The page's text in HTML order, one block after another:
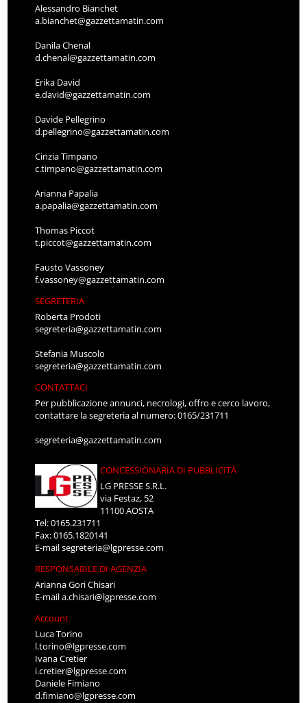
Alessandro Bianchet
a.bianchet@gazzettamatin.com
Danila Chenal
d.chenal@gazzettamatin.com
Erika David
e.david@gazzettamatin.com
Davide Pellegrino
d.pellegrino@gazzettamatin.com
Cinzia Timpano
c.timpano@gazzettamatin.com
Arianna Papalia
a.papalia@gazzettamatin.com
Thomas Piccot
t.piccot@gazzettamatin.com
Fausto Vassoney
f.vassoney@gazzettamatin.com
SEGRETERIA
Roberta Prodoti
segreteria@gazzettamatin.com
Stefania Muscolo
segreteria@gazzettamatin.com
CONTATTACI
Per pubblicazione annunci, necrologi, offro e cerco lavoro,
contattare la segreteria al numero: 0165/231711
segreteria@gazzettamatin.com
CONCESSIONARIA DI PUBBLICITÀ
LG PRESSE S.R.L.
via Festaz, 52
11100 AOSTA
Tel: 0165.231711
Fax: 0165.1820141
E-mailsegreteria@lgpresse.com
RESPONSABILE DI AGENZIA
Arianna Gori Chisari
E-maila.chisari@lgpresse.com
Account
Luca Torino
l.torino@lgpresse.com
Ivana Cretier
i.cretier@lgpresse.com
Daniele Fimiano
d.fimiano@lgpresse.com